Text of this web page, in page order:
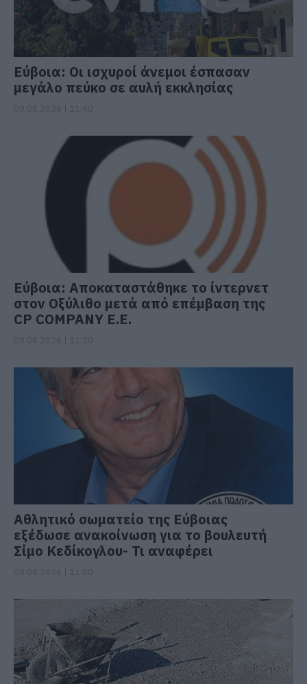
Εύβοια: Οι ισχυροί άνεμοι έσπασαν
μεγάλο πεύκο σε αυλή εκκλησίας
Εύβοια: Αποκαταστάθηκε το ίντερνετ
στον Οξύλιθο μετά από επέμβαση της
CP COMPANY Ε.Ε.
Αθλητικό σωματείο της Εύβοιας
εξέδωσε ανακοίνωση για το βουλευτή
Σίμο Κεδίκογλου- Τι αναφέρει